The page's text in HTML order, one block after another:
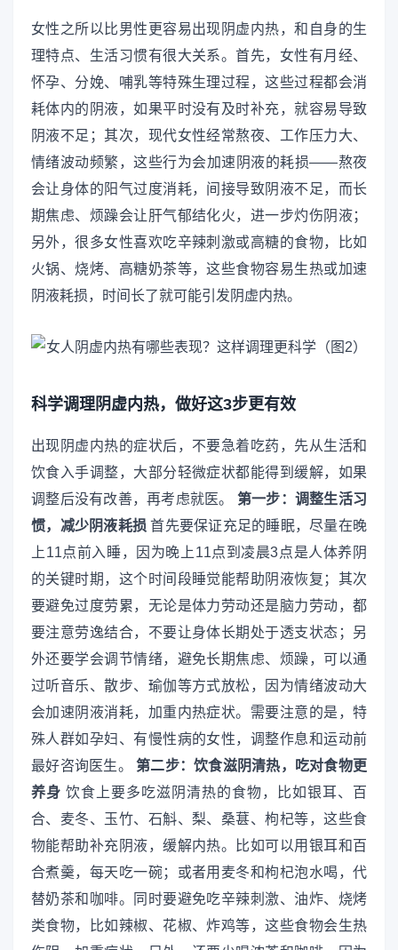
女性之所以比男性更容易出现阴虚内热，和自身的生
理特点、生活习惯有很大关系。首先，女性有月经、
怀孕、分娩、哺乳等特殊生理过程，这些过程都会消
耗体内的阴液，如果平时没有及时补充，就容易导致
阴液不足；其次，现代女性经常熬夜、工作压力大、
情绪波动频繁，这些行为会加速阴液的耗损——熬夜
会让身体的阳气过度消耗，间接导致阴液不足，而长
期焦虑、烦躁会让肝气郁结化火，进一步灼伤阴液；
另外，很多女性喜欢吃辛辣刺激或高糖的食物，比如
火锅、烧烤、高糖奶茶等，这些食物容易生热或加速
阴液耗损，时间长了就可能引发阴虚内热。
科学调理阴虚内热，做好这3步更有效
出现阴虚内热的症状后，不要急着吃药，先从生活和
饮食入手调整，大部分轻微症状都能得到缓解，如果
调整后没有改善，再考虑就医。 第一步：调整生活习
惯，减少阴液耗损 首先要保证充足的睡眠，尽量在晚
上11点前入睡，因为晚上11点到凌晨3点是人体养阴
的关键时期，这个时间段睡觉能帮助阴液恢复；其次
要避免过度劳累，无论是体力劳动还是脑力劳动，都
要注意劳逸结合，不要让身体长期处于透支状态；另
外还要学会调节情绪，避免长期焦虑、烦躁，可以通
过听音乐、散步、瑜伽等方式放松，因为情绪波动大
会加速阴液消耗，加重内热症状。需要注意的是，特
殊人群如孕妇、有慢性病的女性，调整作息和运动前
最好咨询医生。第二步：饮食滋阴清热，吃对食物更
养身 饮食上要多吃滋阴清热的食物，比如银耳、百
合、麦冬、玉竹、石斛、梨、桑葚、枸杞等，这些食
物能帮助补充阴液，缓解内热。比如可以用银耳和百
合煮羹，每天吃一碗；或者用麦冬和枸杞泡水喝，代
替奶茶和咖啡。同时要避免吃辛辣刺激、油炸、烧烤
类食物，比如辣椒、花椒、炸鸡等，这些食物会生热